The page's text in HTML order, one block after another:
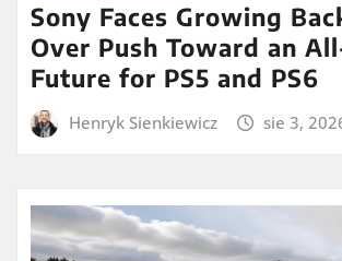
Sony Faces Growing
Over Push Toward an
Future for PS5 and PS6
Henryk Sienkiewicz sie 3,